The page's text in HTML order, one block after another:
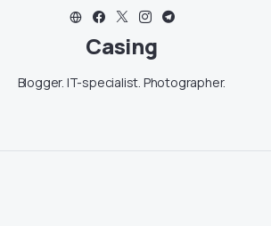
Casing
Blogger. IT-specialist. Photographer.